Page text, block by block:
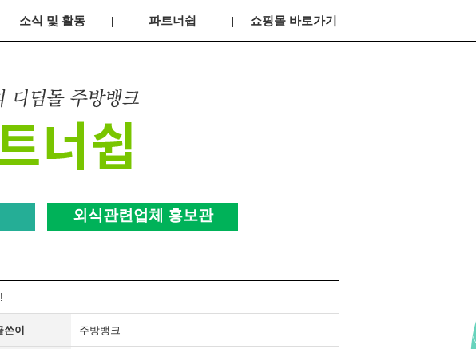
소식 및 활동 파트너쉽 쇼핑몰 바로가기
외식관련업체 홍보관
쓴이 주방뱅크